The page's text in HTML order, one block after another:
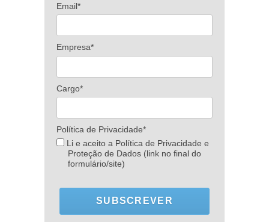
Email*
Empresa*
Cargo*
Política de Privacidade*
Li e aceito a Política de Privacidade e
Proteção de Dados (link no final do
formulário/site)
SUBSCREVER